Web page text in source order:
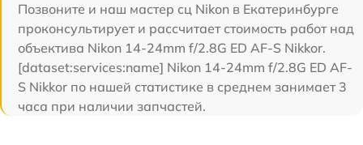
Позвоните и наш мастер сц Nikon в Екатеринбурге
проконсультирует и рассчитает стоимость работ над
объектива Nikon 14-24mm f/2.8G ED AF-S Nikkor.
[dataset:services:name] Nikon 14-24mm f/2.8G ED AF-
S Nikkor по нашей статистике в среднем занимает 3
часа при наличии запчастей.